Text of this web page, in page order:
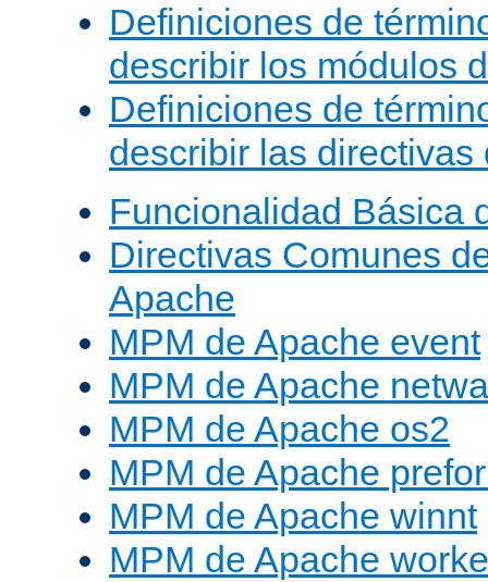
Definiciones de
describir los módulos
Definiciones de
describir las directivas
Funcionalidad Básica
Directivas Comunes
Apache
MPM de Apache event
MPM de Apache
MPM de Apache os2
MPM de Apache
MPM de Apache winnt
MPM de Apache